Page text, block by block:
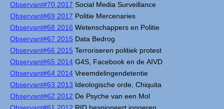
Observant#70 2017 Social Media Surveillance
Observant#69 2017 Politie Mercenaries
Observant#68 2016 Wetenschappers en Politie
Observant#67 2015 Data Bedrog
Observant#66 2015 Terroriseren politiek protest
Observant#65 2014 G4S, Facebook en de AIVD
Observant#64 2014 Vreemdelingendetentie
Observant#63 2013 Ideologische orde, Chiquita
Observant#62 2012 De Psyche van een Mol